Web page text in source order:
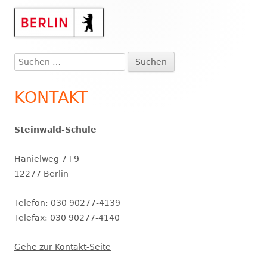
Haupt-
Suchen
nach:
KONTAKT
Steinwald-Schule
Hanielweg 7+9
12277 Berlin
Telefon: 030 90277-4139
Telefax: 030 90277-4140
Gehe zur Kontakt-Seite